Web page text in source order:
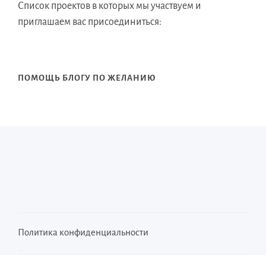
Список проектов в которых мы участвуем и
приглашаем вас присоединиться:
ПОМОЩЬ БЛОГУ ПО ЖЕЛАНИЮ
Политика конфиденциальности